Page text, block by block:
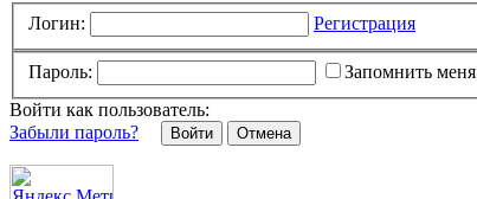
Логин: Регистрация
Пароль:
Запомнить меня
Войти как пользователь:
Забыли пароль?
Отмена